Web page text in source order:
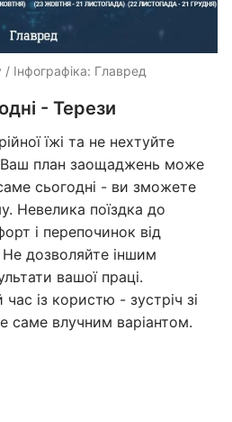
/ Інфографіка: Главред
- Терези
їжі та не нехтуйте
план заощаджень може
сьогодні - ви зможете
Невелика поїздка до
і перепочинок від
дозволяйте іншим
вашої праці.
із користю - зустріч зі
саме влучним варіантом.